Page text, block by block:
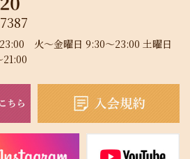
火～金曜日 9:30～23:00 土曜日